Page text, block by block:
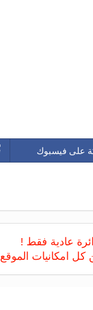
على فيسبوك
عادية فقط !
امكانيات الموقع